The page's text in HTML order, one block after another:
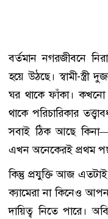
বর্তমান নগরজীবনে
হয়ে উঠছে। স্বামী-স্ত্রী
ঘর থাকে ফাঁকা। কখনো
থাকে পরিচারিকার
সবাই ঠিক আছে
এখন অনেকেরই প্রথম
কিন্তু প্রযুক্তি আজ
ক্যামেরা না কিনেও
দায়িত্ব নিতে পারে।